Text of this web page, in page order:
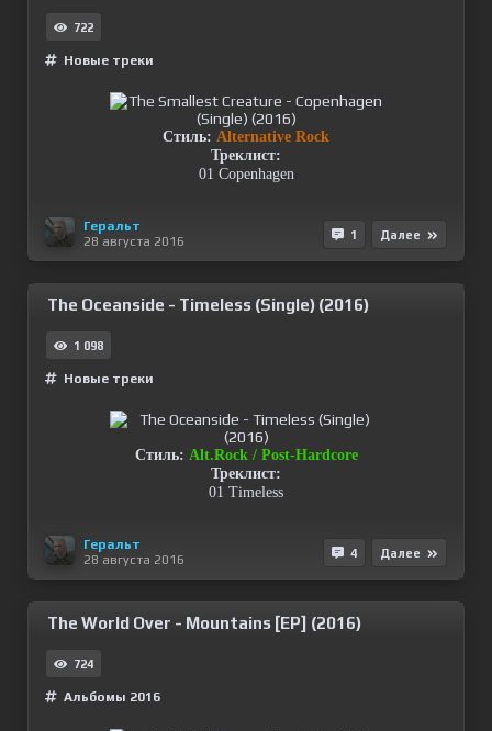
722
Новые треки
Стиль: Alternative Rock
Треклист:
01 Copenhagen
Геральт
28 августа 2016
1 Далее
The Oceanside - Timeless (Single) (2016)
1 098
Новые треки
Стиль: Alt.Rock / Post-Hardcore
Треклист:
01 Timeless
Геральт
28 августа 2016
4 Далее
The World Over - Mountains [EP] (2016)
724
Альбомы 2016